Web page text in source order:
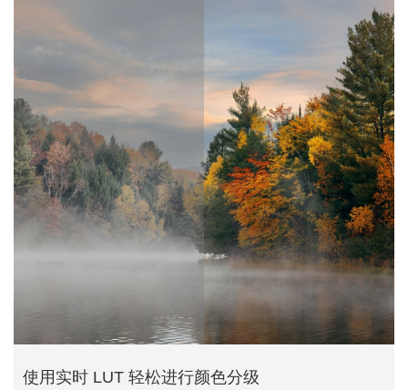
使用实时 LUT 轻松进行颜色分级